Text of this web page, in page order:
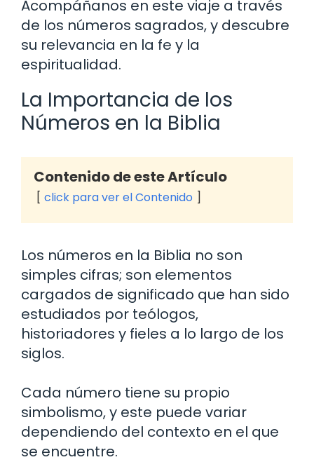
Acompáñanos en este viaje a través
de los números sagrados, y descubre
su relevancia en la fe y la
espiritualidad.
La Importancia de los
Números en la Biblia
Contenido de este Artículo
click para ver el Contenido
Los números en la Biblia no son
simples cifras; son elementos
cargados de significado que han sido
estudiados por teólogos,
historiadores y fieles a lo largo de los
siglos.
Cada número tiene su propio
simbolismo, y este puede variar
dependiendo del contexto en el que
se encuentre.